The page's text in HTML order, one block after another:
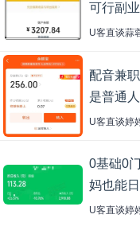
可行副
U客直谈蒜
配音兼
是普通
U客直谈婷
0基础0
妈也能
U客直谈婷